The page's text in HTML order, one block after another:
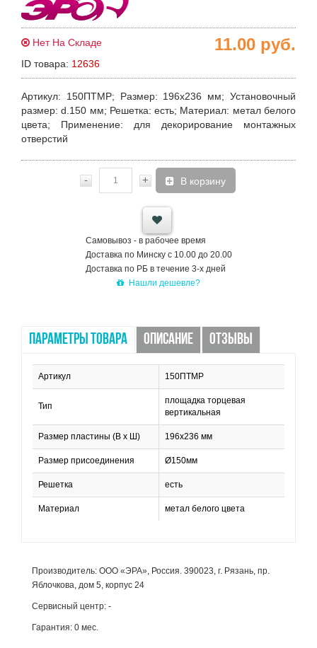
Нет На Складе
ID товара: 12636
11.00 руб.
Артикул: 150ПТМР; Размер: 196х236 мм;Установочный
размер: d.150 мм; Решетка: есть; Материал: метал белого
цвета; Применение: для декорирование монтажных
отверстий
- + В корзину
Самовывоз - в рабочее время
Доставка по Минску с 10.00 до 20.00
Доставка по РБ в течение 3-х дней
Нашли дешевле?
ПАРАМЕТРЫ ТОВАРА ОПИСАНИЕ ОТЗЫВЫ
Артикул 150ПТМР
Тип
площадка торцевая
вертикальная
Размер пластины (В х Ш) 196х236 мм
Размер присоединения Ø150мм
Решетка есть
Материал метал белого цвета
Производитель: ООО «ЭРА», Россия. 390023, г. Рязань, пр.
Яблочкова, дом 5, корпус 24
Сервисный центр: -
Гарантия: 0 мес.